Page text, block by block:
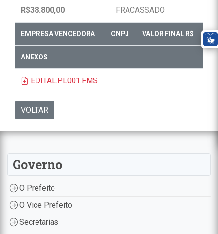
R$38.800,00 FRACASSADO
EMPRESA VENCEDORA CNPJ VALOR FINAL R$
ANEXOS
EDITAL.PL001.FMS
VOLTAR
Governo
O Prefeito
O Vice Prefeito
Secretarias